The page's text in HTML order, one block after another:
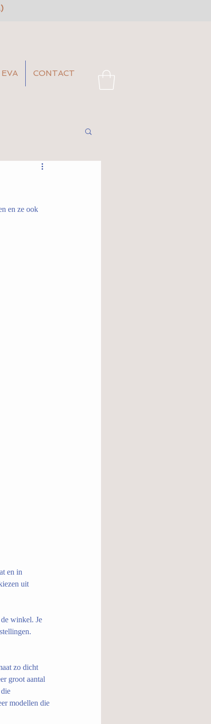
CONTACT
en ze ook
en in
uit
winkel. Je
zo dicht
groot aantal
modellen die